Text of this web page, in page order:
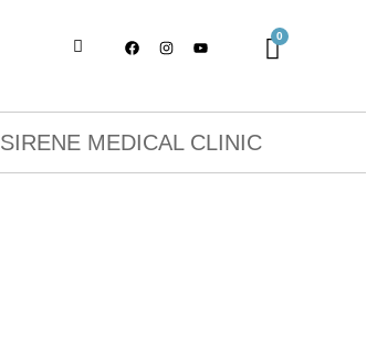
SIRENE MEDICAL CLINIC